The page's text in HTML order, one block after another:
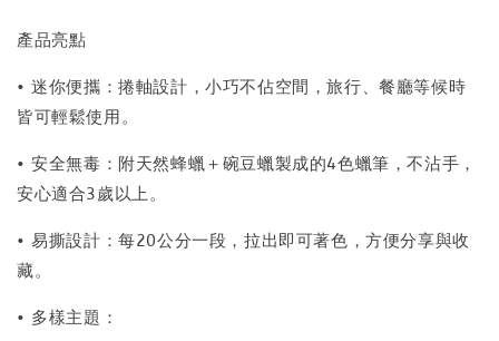
產品亮點
• 迷你便攜：捲軸設計，小巧不佔空間，旅行、餐廳等候時
皆可輕鬆使用。
• 安全無毒：附天然蜂蠟＋碗豆蠟製成的4色蠟筆，不沾手，
安心適合3歲以上。
• 易撕設計：每20公分一段，拉出即可著色，方便分享與收
藏。
• 多樣主題：